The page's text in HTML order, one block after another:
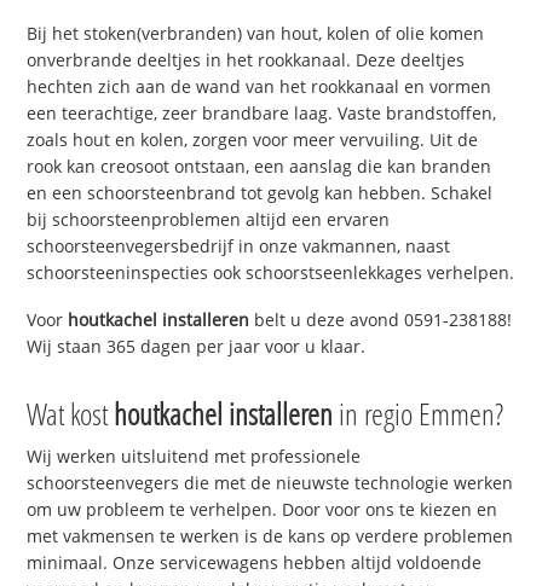
Bij het stoken(verbranden) van hout, kolen of olie komen
onverbrande deeltjes in het rookkanaal. Deze deeltjes
hechten zich aan de wand van het rookkanaal en vormen
een teerachtige, zeer brandbare laag. Vaste brandstoffen,
zoals hout en kolen, zorgen voor meer vervuiling. Uit de
rook kan creosoot ontstaan, een aanslag die kan branden
en een schoorsteenbrand tot gevolg kan hebben. Schakel
bij schoorsteenproblemen altijd een ervaren
schoorsteenvegersbedrijf in onze vakmannen, naast
schoorsteeninspecties ook schoorstseenlekkages verhelpen.
Voor houtkachel installeren belt u deze avond 0591-238188!
Wij staan 365 dagen per jaar voor u klaar.
Wat kosthoutkachel installeren in regio Emmen?
Wij werken uitsluitend met professionele
schoorsteenvegers die met de nieuwste technologie werken
om uw probleem te verhelpen. Door voor ons te kiezen en
met vakmensen te werken is de kans op verdere problemen
minimaal. Onze servicewagens hebben altijd voldoende